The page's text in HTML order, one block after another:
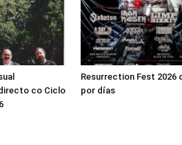
co Ciclo
Resurrection Fest 2026
por días